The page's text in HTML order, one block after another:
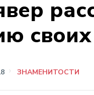
ЗНАМЕНИТОСТИ